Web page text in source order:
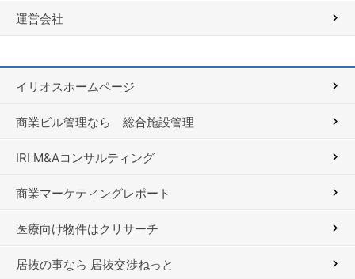
運営会社
イリオスホームページ
商業ビル管理なら 総合施設管理
IRI M&Aコンサルティング
商業マーケティングレポート
医療向け物件はクリサーチ
居抜の事なら 居抜交渉ねっと